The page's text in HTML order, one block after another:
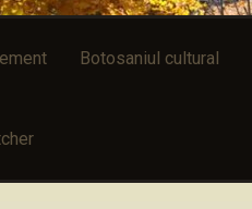
Botosaniul cultural